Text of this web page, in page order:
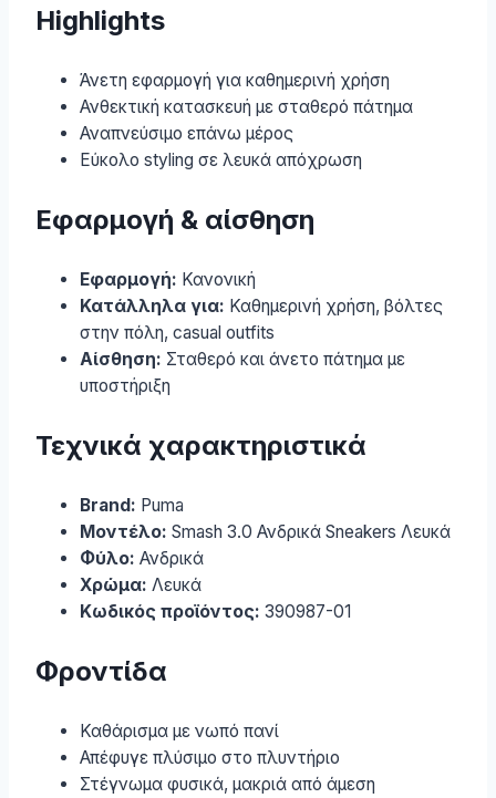
Highlights
Άνετη εφαρμογή για καθημερινή χρήση
Ανθεκτική κατασκευή με σταθερό πάτημα
Αναπνεύσιμο επάνω μέρος
Εύκολο styling σε λευκά απόχρωση
Εφαρμογή & αίσθηση
Εφαρμογή: Κανονική
Κατάλληλα για: Καθημερινή χρήση, βόλτες
στην πόλη, casual outfits
Αίσθηση: Σταθερό και άνετο πάτημα με
υποστήριξη
Τεχνικά χαρακτηριστικά
Brand: Puma
Μοντέλο: Smash 3.0 Ανδρικά Sneakers Λευκά
Φύλο: Ανδρικά
Χρώμα: Λευκά
Κωδικός προϊόντος: 390987-01
Φροντίδα
Καθάρισμα με νωπό πανί
Απέφυγε πλύσιμο στο πλυντήριο
Στέγνωμα φυσικά, μακριά από άμεση